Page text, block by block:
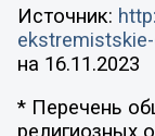
Источник:
на 16.11.2023
* Перечень